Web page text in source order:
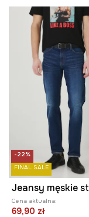
-22%
FINAL SALE
Cena aktualna:
69,90 zł